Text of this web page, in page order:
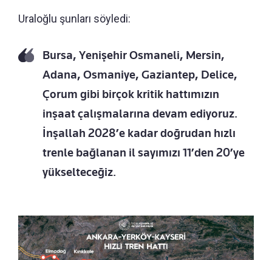
Uraloğlu şunları söyledi:
Bursa, Yenişehir Osmaneli, Mersin,
Adana, Osmaniye, Gaziantep, Delice,
Çorum gibi birçok kritik hattımızın
inşaat çalışmalarına devam ediyoruz.
İnşallah 2028’e kadar doğrudan hızlı
trenle bağlanan il sayımızı 11’den 20’ye
yükselteceğiz.